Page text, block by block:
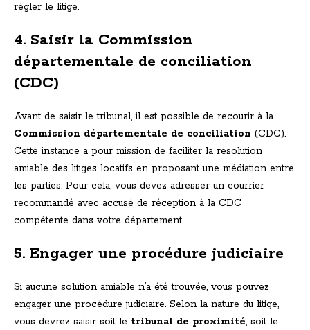
régler le litige.
4. Saisir la Commission
départementale de conciliation
(CDC)
Avant de saisir le tribunal, il est possible de recourir à la
Commission départementale de conciliation (CDC).
Cette instance a pour mission de faciliter la résolution
amiable des litiges locatifs en proposant une médiation entre
les parties. Pour cela, vous devez adresser un courrier
recommandé avec accusé de réception à la CDC
compétente dans votre département.
5. Engager une procédure judiciaire
Si aucune solution amiable n’a été trouvée, vous pouvez
engager une procédure judiciaire. Selon la nature du litige,
vous devrez saisir soit le tribunal de proximité, soit le